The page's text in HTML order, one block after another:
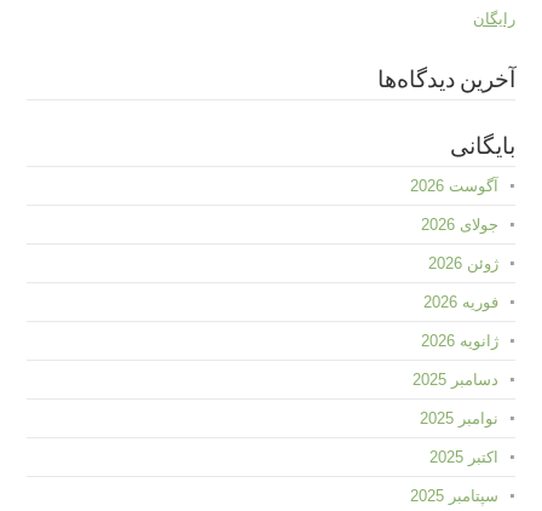
رایگان
آخرین دیدگاه‌ها
بایگانی
آگوست 2026
جولای 2026
ژوئن 2026
فوریه 2026
ژانویه 2026
دسامبر 2025
نوامبر 2025
اکتبر 2025
سپتامبر 2025